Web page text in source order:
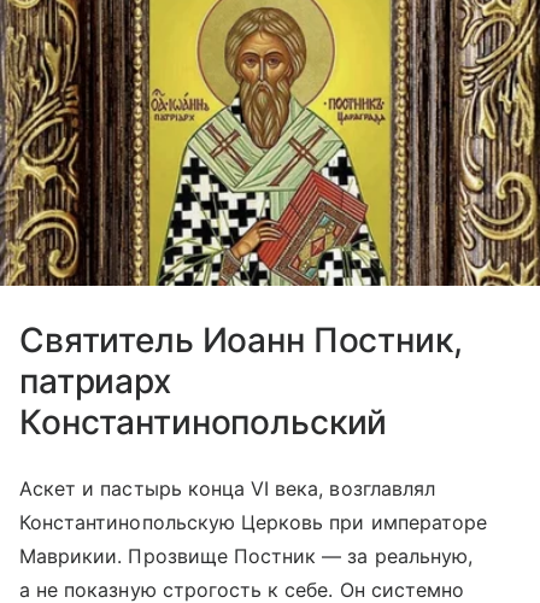
Святитель Иоанн Постник,
патриарх
Константинопольский
Аскет и пастырь конца VI века, возглавлял
Константинопольскую Церковь при императоре
Маврикии. Прозвище Постник — за реальную,
а не показную строгость к себе. Он системно